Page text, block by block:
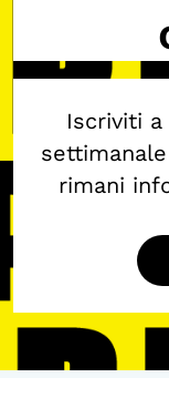
Progetti
Progetti
Storie di
Calendario
Elezioni dal
Podcast
Iscriviti a
rimani